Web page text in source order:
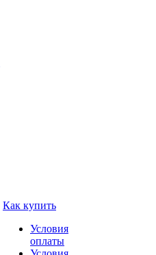
Как купить
Условия
оплаты